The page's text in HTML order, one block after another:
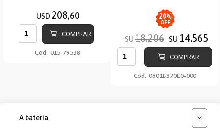
USD 208,60
COMPRAR
Cód. 015-79538
20%
OFF
$U 18.206 $U 14.565
COMPRAR
Cód. 0601B370E0-000
A batería